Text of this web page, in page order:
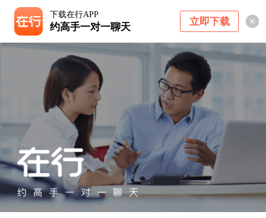
下载在行APP
约高手一对一聊天 立即下载